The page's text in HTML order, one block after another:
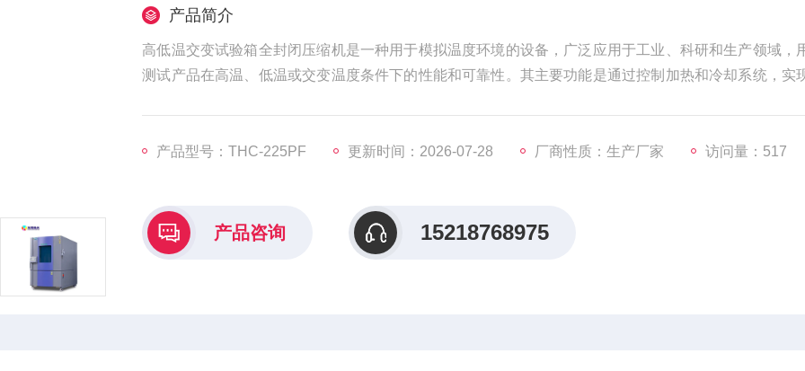
产品简介
高低温交变试验箱全封闭压缩机是一种用于模拟温度环境的设备，广泛应用于工业、科研和生产领域，
测试产品在高温、低温或交变温度条件下的性能和可靠性。其主要功能是通过控制加热和冷却系统，实
产品型号：THC-225PF 更新时间：2026-07-28 厂商性质：生产厂家 访问量：517
产品咨询 15218768975